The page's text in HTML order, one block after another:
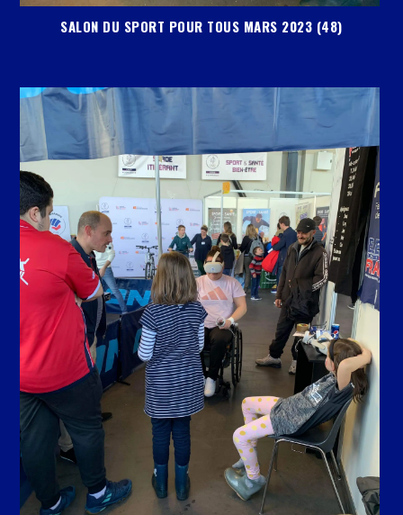
SALON DU SPORT POUR TOUS MARS 2023 (48)